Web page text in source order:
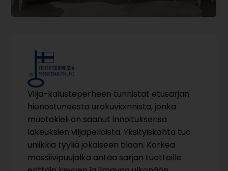
Vilja-kalusteperheen tunnistat etusarjan
hienostuneesta urakuvioinnista, jonka
muotokieli on saanut innoituksensa
lakeuksien viljapelloista. Yksityiskohta tuo
uniikkia tyyliä jokaiseen tilaan. Korkea
massiivipuujalka antaa sarjan tuotteille